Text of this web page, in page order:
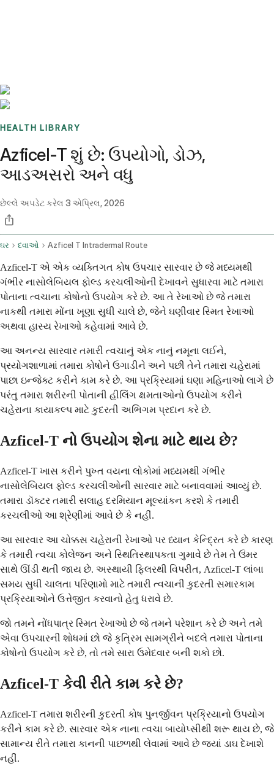
HEALTH LIBRARY
Azficel-T શું છે: ઉપયોગો, ડોઝ,
આડઅસરો અને વધુ
છેલ્લે અપડેટ કરેલ 3 એપ્રિલ, 2026
ઘર દવાઓ Azficel T Intradermal Route
Azficel-T એ એક વ્યક્તિગત કોષ ઉપચાર સારવાર છે જે મધ્યમથી
ગંભીર નાસોલેબિયલ ફોલ્ડ કરચલીઓની દેખાવને સુધારવા માટે તમારા
પોતાના ત્વચાના કોષોનો ઉપયોગ કરે છે. આ તે રેખાઓ છે જે તમારા
નાકથી તમારા મોંના ખૂણા સુધી ચાલે છે, જેને ઘણીવાર સ્મિત રેખાઓ
અથવા હાસ્ય રેખાઓ કહેવામાં આવે છે.
આ અનન્ય સારવાર તમારી ત્વચાનું એક નાનું નમૂના લઈને,
પ્રયોગશાળામાં તમારા કોષોને ઉગાડીને અને પછી તેને તમારા ચહેરામાં
પાછા ઇન્જેક્ટ કરીને કામ કરે છે. આ પ્રક્રિયામાં ઘણા મહિનાઓ લાગે છે
પરંતુ તમારા શરીરની પોતાની હીલિંગ ક્ષમતાઓનો ઉપયોગ કરીને
ચહેરાના કાયાકલ્પ માટે કુદરતી અભિગમ પ્રદાન કરે છે.
Azficel-T નો ઉપયોગ શેના માટે થાય છે?
Azficel-T ખાસ કરીને પુખ્ત વયના લોકોમાં મધ્યમથી ગંભીર
નાસોલેબિયલ ફોલ્ડ કરચલીઓની સારવાર માટે બનાવવામાં આવ્યું છે.
તમારા ડૉક્ટર તમારી સલાહ દરમિયાન મૂલ્યાંકન કરશે કે તમારી
કરચલીઓ આ શ્રેણીમાં આવે છે કે નહીં.
આ સારવાર આ ચોક્કસ ચહેરાની રેખાઓ પર ધ્યાન કેન્દ્રિત કરે છે કારણ
કે તમારી ત્વચા કોલેજન અને સ્થિતિસ્થાપકતા ગુમાવે છે તેમ તે ઉંમર
સાથે ઊંડી થતી જાય છે. અસ્થાયી ફિલરથી વિપરીત, Azficel-T લાંબા
સમય સુધી ચાલતા પરિણામો માટે તમારી ત્વચાની કુદરતી સમારકામ
પ્રક્રિયાઓને ઉત્તેજીત કરવાનો હેતુ ધરાવે છે.
જો તમને નોંધપાત્ર સ્મિત રેખાઓ છે જે તમને પરેશાન કરે છે અને તમે
એવા ઉપચારની શોધમાં છો જે કૃત્રિમ સામગ્રીને બદલે તમારા પોતાના
કોષોનો ઉપયોગ કરે છે, તો તમે સારા ઉમેદવાર બની શકો છો.
Azficel-T કેવી રીતે કામ કરે છે?
Azficel-T તમારા શરીરની કુદરતી કોષ પુનર્જીવન પ્રક્રિયાનો ઉપયોગ
કરીને કામ કરે છે. સારવાર એક નાના ત્વચા બાયોપ્સીથી શરૂ થાય છે, જે
સામાન્ય રીતે તમારા કાનની પાછળથી લેવામાં આવે છે જ્યાં ડાઘ દેખાશે
નહીં.